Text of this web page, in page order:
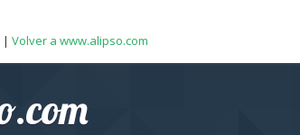
| Volver a www.alipso.com